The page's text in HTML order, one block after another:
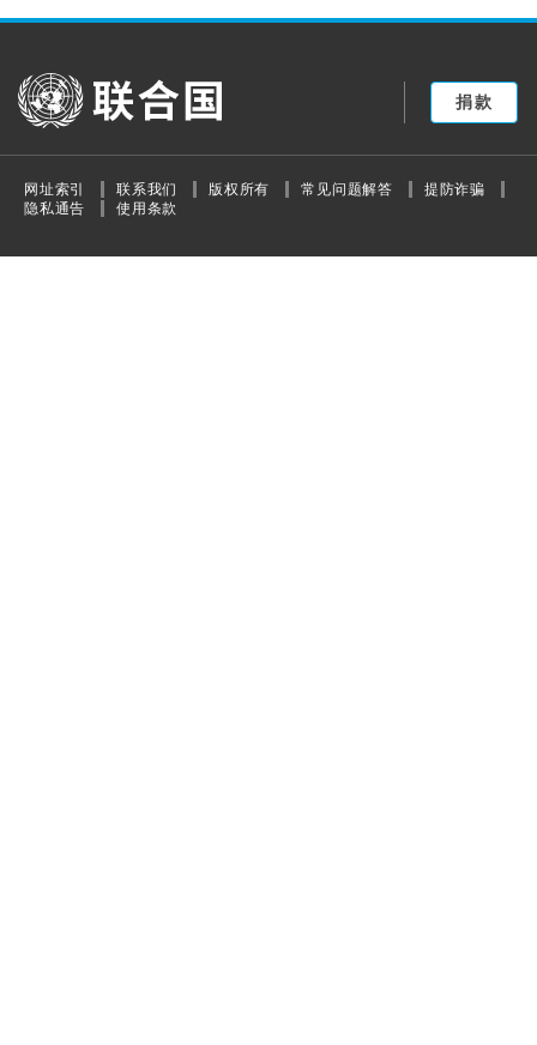
United Nations
捐款
网址索引 联系我们 版权所有 常见问题解答
提防诈骗
隐私通告
使用条款